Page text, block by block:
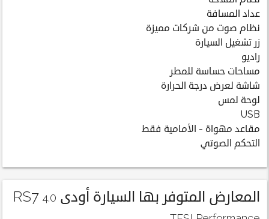
عداد المسافة
نظام صوت من شركات مميزة
زر تشغيل السيارة
راديو
مساحات حساسة للمطر
شاشة لعرض درجة الحرارة
لوحة لمس
USB
مقاعد مهواة - الأمامية فقط
التحكم الصوتي
المعارض المتوفر بها السيارة أودى RS7 4.0